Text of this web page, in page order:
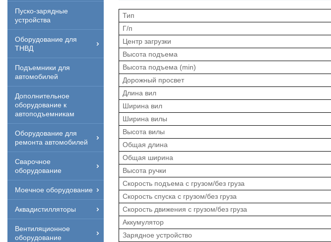
Пуско-зарядные
устройства
Оборудование для
ТНВД
Подъемники для
автомобилей
Дополнительное
оборудование к
автоподъемникам
Оборудование для
ремонта автомобилей
Сварочное
оборудование
Моечное оборудование
Аквадистилляторы
Вентиляционное
оборудование
Тип
Г/п
Центр загрузки
Высота подъема
Высота подъема (min)
Дорожный просвет
Длина вил
Ширина вил
Ширина вилы
Высота вилы
Общая длина
Общая ширина
Высота ручки
Скорость подъема с грузом/без груза
Скорость спуска с грузом/без груза
Скорость движения с грузом/без груза
Аккумулятор
Зарядное устройство